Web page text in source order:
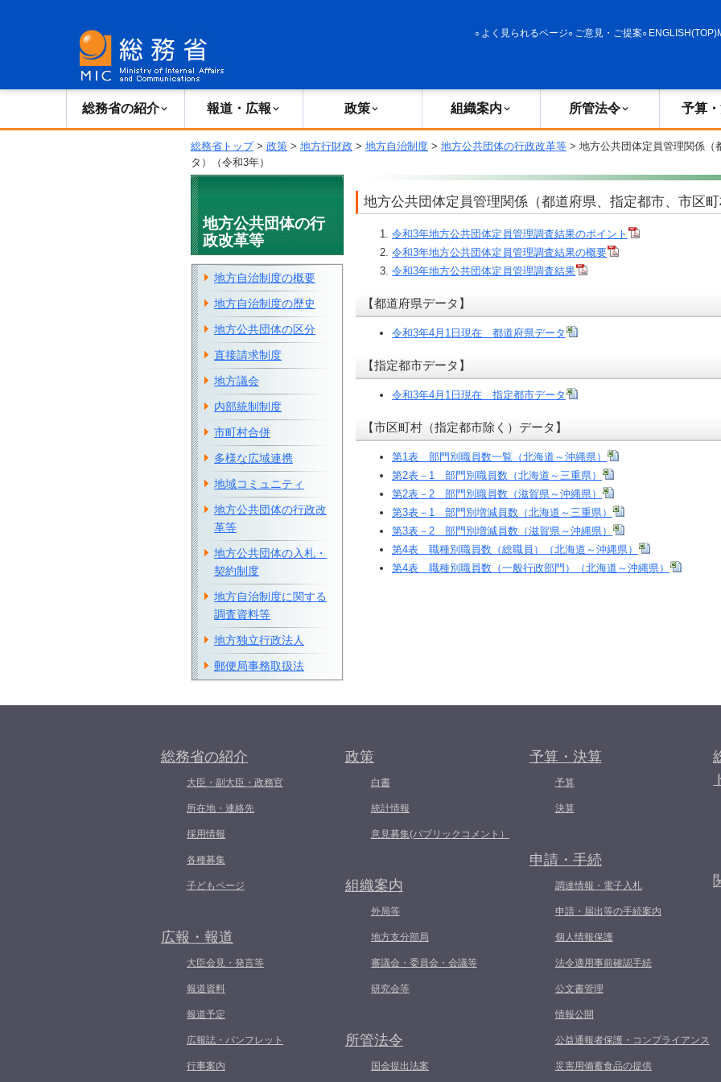
よく見られるページ ご意見・ご提案 ENGLISH(TOP)
総務省の紹介 報道・広報 政策 組織案内 所管法令 予算
総務省トップ> 政策 > 地方行財政 > 地方自治制度 > 地方公共団体の行政改革等 > 地方公共団体定員管理関係（
タ）（令和3年）
地方公共団体定員管理関係（都道府県、指定都市、市区町
令和3年地方公共団体定員管理調査結果のポイント
令和3年地方公共団体定員管理調査結果の概要
令和3年地方公共団体定員管理調査結果
【都道府県データ】
令和3年4月1日現在 都道府県データ
【指定都市データ】
令和3年4月1日現在 指定都市データ
【市区町村（指定都市除く）データ】
第1表 部門別職員数一覧（北海道～沖縄県）
第2表－1 部門別職員数（北海道～三重県）
第2表－2 部門別職員数（滋賀県～沖縄県）
第3表－1 部門別増減員数（北海道～三重県）
第3表－2 部門別増減員数（滋賀県～沖縄県）
第4表 職種別職員数（総職員）（北海道～沖縄県）
第4表 職種別職員数（一般行政部門）（北海道～沖縄県）
地方公共団体の行
政改革等
地方自治制度の概要
地方自治制度の歴史
地方公共団体の区分
直接請求制度
地方議会
内部統制制度
市町村合併
多様な広域連携
地域コミュニティ
地方公共団体の行政改
革等
地方公共団体の入札・
契約制度
地方自治制度に関する
調査資料等
地方独立行政法人
郵便局事務取扱法
総務省の紹介
大臣・副大臣・政務官
所在地・連絡先
採用情報
各種募集
子どもページ
広報・報道
大臣会見・発言等
報道資料
報道予定
広報誌・パンフレット
行事案内
政策
白書
統計情報
意見募集(パブリックコメント）
組織案内
外局等
地方支分部局
審議会・委員会・会議等
研究会等
所管法令
国会提出法案
予算・決算
予算
決算
申請・手続
調達情報・電子入札
申請・届出等の手続案内
個人情報保護
法令適用事前確認手続
公文書管理
情報公開
公益通報者保護・コンプライアンス
災害用備蓄食品の提供